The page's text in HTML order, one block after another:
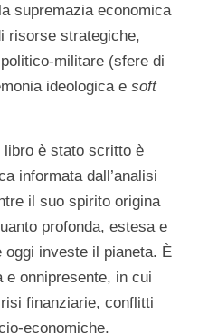
supremazia economica
risorse strategiche,
militare (sfere di
ideologica e soft
è stato scritto è
informata dall’analisi
il suo spirito origina
profonda, estesa e
investe il pianeta. È
e onnipresente, in cui
finanziarie, conflitti
economiche,